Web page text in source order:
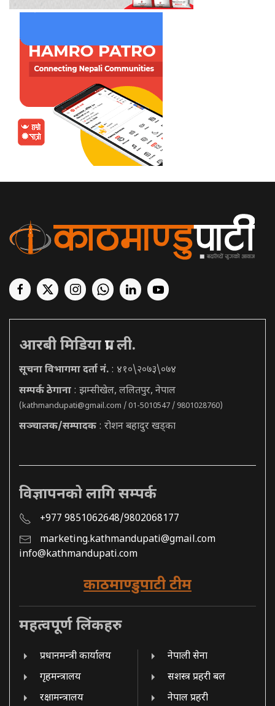
आरबी मिडिया प्रा. ली.
सूचना विभागमा दर्ता नं. : ४१०\२०७३\०७४
सम्पर्क ठेगाना : झम्सीखेल, ललितपुर, नेपाल
(kathmandupati@gmail.com / 01-5010547 / 9801028760)
सञ्चालक/सम्पादक : रोशन बहादुर खड्का
विज्ञापनको लागि सम्पर्क
+977 9851062648/9802068177
marketing.kathmandupati@gmail.com
info@kathmandupati.com
काठमाण्डुपाटी टीम
महत्वपूर्ण लिंकहरु
प्रधानमन्त्री कार्यालय
गृहमन्त्रालय
रक्षामन्त्रालय
नेपाली सेना
सशस्त्र प्रहरी बल
नेपाल प्रहरी